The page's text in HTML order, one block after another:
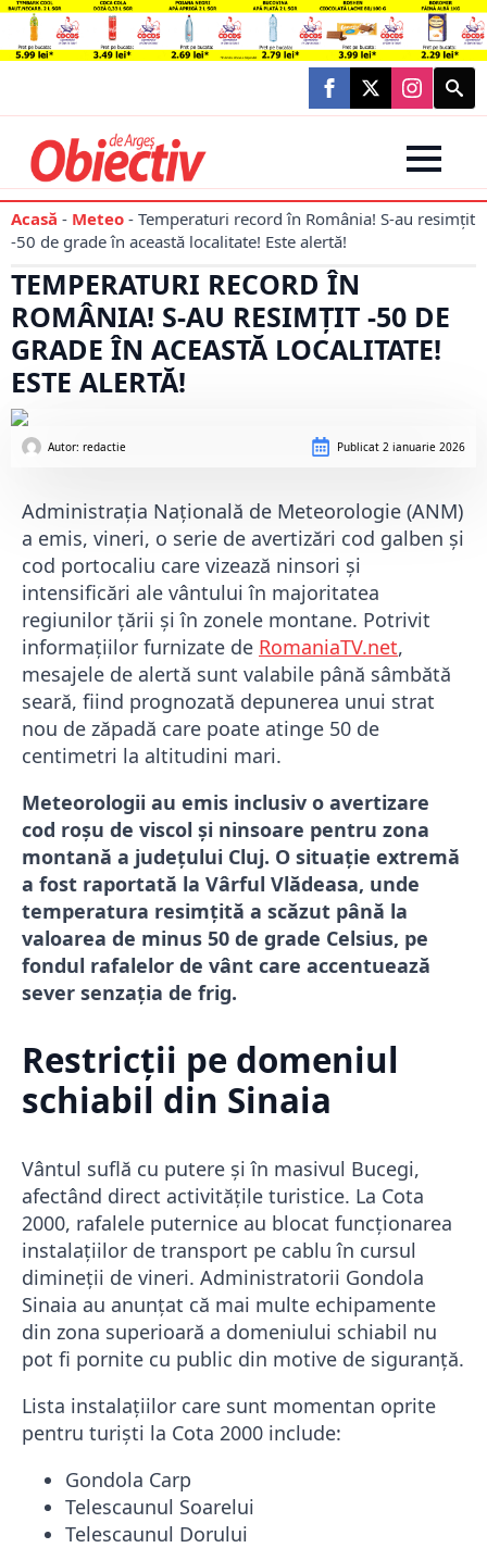
Search
for:
Acasă - Meteo - Temperaturi record în România! S-au resimțit
-50 de grade în această localitate! Este alertă!
TEMPERATURI RECORD ÎN
ROMÂNIA! S-AU RESIMȚIT -50 DE
GRADE ÎN ACEASTĂ LOCALITATE!
ESTE ALERTĂ!
Autor: redactie Publicat 2 ianuarie 2026
Administrația Națională de Meteorologie (ANM)
a emis, vineri, o serie de avertizări cod galben și
cod portocaliu care vizează ninsori și
intensificări ale vântului în majoritatea
regiunilor țării și în zonele montane. Potrivit
informațiilor furnizate de RomaniaTV.net,
mesajele de alertă sunt valabile până sâmbătă
seară, fiind prognozată depunerea unui strat
nou de zăpadă care poate atinge 50 de
centimetri la altitudini mari.
Meteorologii au emis inclusiv o avertizare
cod roșu de viscol și ninsoare pentru zona
montană a județului Cluj. O situație extremă
a fost raportată la Vârful Vlădeasa, unde
temperatura resimțită a scăzut până la
valoarea de minus 50 de grade Celsius, pe
fondul rafalelor de vânt care accentuează
sever senzația de frig.
Restricții pe domeniul
schiabil din Sinaia
Vântul suflă cu putere și în masivul Bucegi,
afectând direct activitățile turistice. La Cota
2000, rafalele puternice au blocat funcționarea
instalațiilor de transport pe cablu în cursul
dimineții de vineri. Administratorii Gondola
Sinaia au anunțat că mai multe echipamente
din zona superioară a domeniului schiabil nu
pot fi pornite cu public din motive de siguranță.
Lista instalațiilor care sunt momentan oprite
pentru turiști la Cota 2000 include:
Gondola Carp
Telescaunul Soarelui
Telescaunul Dorului